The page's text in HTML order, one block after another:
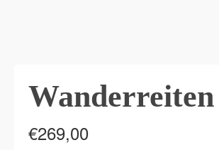
Wanderreiten
€269,00